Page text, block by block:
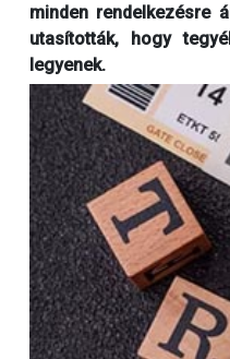
minden rendelkezésre
utasították, hogy
legyenek.